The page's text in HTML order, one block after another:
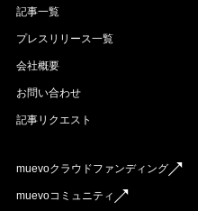
記事一覧
プレスリリース一覧
会社概要
お問い合わせ
記事リクエスト
muevoクラウドファンディング
muevoコミュニティ